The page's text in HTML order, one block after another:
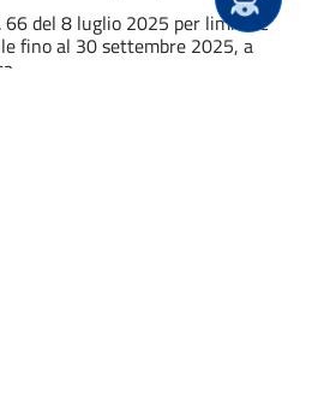
66 del 8 luglio 2025 per limitare
fino al 30 settembre 2025, a